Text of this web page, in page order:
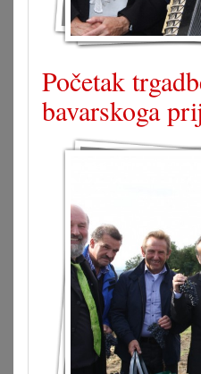
Početak
bavarskoga